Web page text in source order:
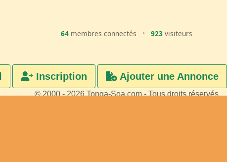
64 membres connectés • 923 visiteurs
Inscription Ajouter une Annonce
© 2000 - 2026 Tonga-Soa.com - Tous droits réservés